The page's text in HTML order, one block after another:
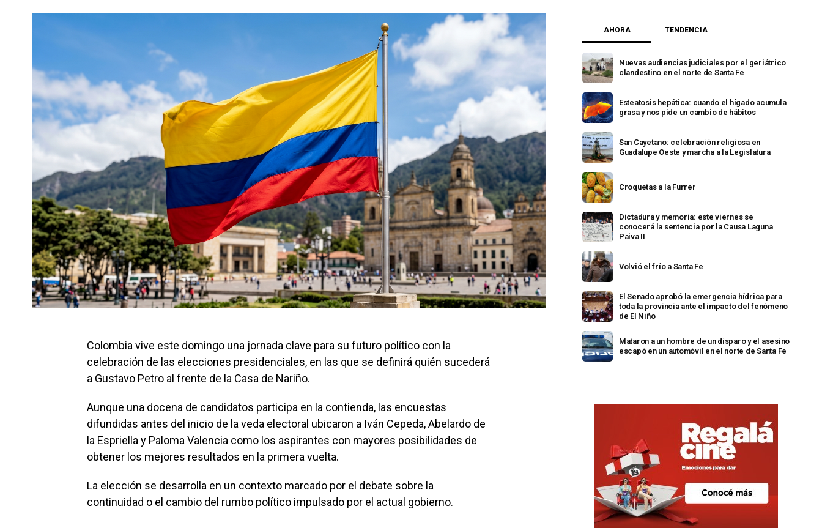
Colombia vive este domingo una jornada clave para su futuro político con la
celebración de las elecciones presidenciales, en las que se definirá quién sucederá
a Gustavo Petro al frente de la Casa de Nariño.
Aunque una docena de candidatos participa en la contienda, las encuestas
difundidas antes del inicio de la veda electoral ubicaron a Iván Cepeda, Abelardo de
la Espriella y Paloma Valencia como los aspirantes con mayores posibilidades de
obtener los mejores resultados en la primera vuelta.
La elección se desarrolla en un contexto marcado por el debate sobre la
continuidad o el cambio del rumbo político impulsado por el actual gobierno.
AHORA TENDENCIA
Nuevas audiencias judiciales por el geriátrico
clandestino en el norte de Santa Fe
Esteatosis hepática: cuando el hígado acumula
grasa y nos pide un cambio de hábitos
San Cayetano: celebración religiosa en
Guadalupe Oeste y marcha a la Legislatura
Croquetas a la Furrer
Dictadura y memoria: este viernes se
conocerá la sentencia por la Causa Laguna
Paiva II
Volvió el frío a Santa Fe
El Senado aprobó la emergencia hídrica para
toda la provincia ante el impacto del fenómeno
de El Niño
Mataron a un hombre de un disparo y el asesino
escapó en un automóvil en el norte de Santa Fe